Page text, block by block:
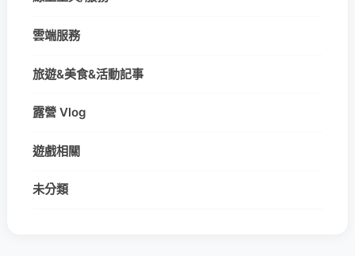
雲端服務
旅遊&美食&活動記事
露營 Vlog
遊戲相關
未分類